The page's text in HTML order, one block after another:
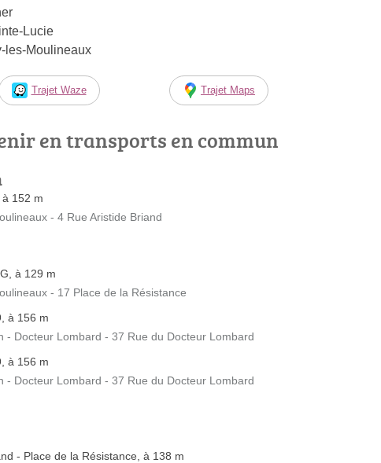
Lucie
les-Moulineaux
Trajet Waze Trajet Maps
en transports en commun
152 m
- 4 Rue Aristide Briand
à 129 m
- 17 Place de la Résistance
à 156 m
- Docteur Lombard - 37 Rue du Docteur Lombard
à 156 m
- Docteur Lombard - 37 Rue du Docteur Lombard
- Place de la Résistance, à 138 m